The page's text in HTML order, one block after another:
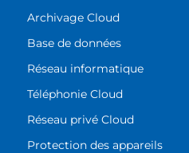
Archivage Cloud
Base de données
Réseau informatique
Téléphonie Cloud
Réseau privé Cloud
Protection des appareils